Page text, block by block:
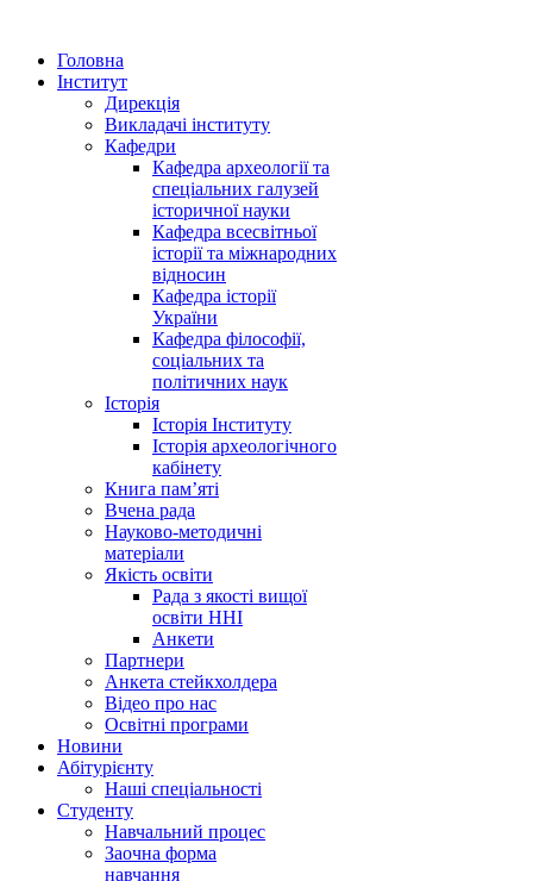
Головна
Інститут
Дирекція
Викладачі інституту
Кафедри
Кафедра археології та
спеціальних галузей
історичної науки
Кафедра всесвітньої
історії та міжнародних
відносин
Кафедра історії
України
Кафедра філософії,
соціальних та
політичних наук
Історія
Історія Інституту
Історія археологічного
кабінету
Книга памʼяті
Вчена рада
Науково-методичні
матеріали
Якість освіти
Рада з якості вищої
освіти ННІ
Анкети
Партнери
Анкета стейкхолдера
Відео про нас
Освітні програми
Hовини
Абітурієнту
Наші спеціальності
Студенту
Навчальний процес
Заочна форма
навчання